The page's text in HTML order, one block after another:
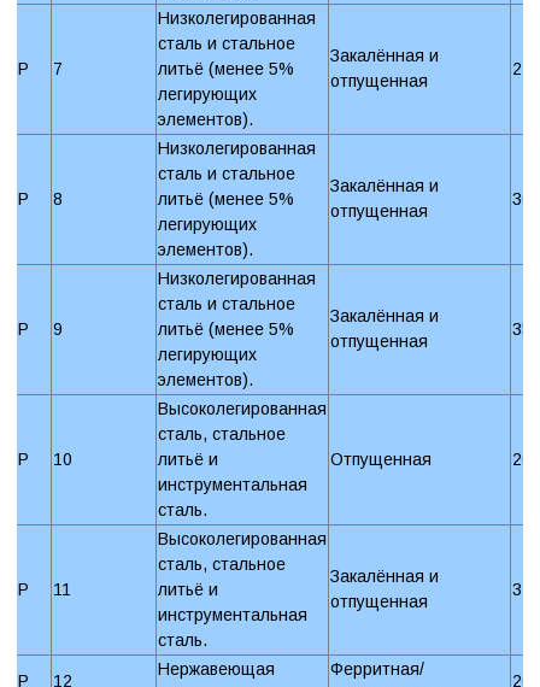
P 7
Низколегированная
сталь и стальное
литьё (менее 5%
легирующих
элементов).
Закалённая и
отпущенная
P 8
Низколегированная
сталь и стальное
литьё (менее 5%
легирующих
элементов).
Закалённая и
отпущенная
P 9
Низколегированная
сталь и стальное
литьё (менее 5%
легирующих
элементов).
Закалённая и
отпущенная
P 10
Высоколегированная
сталь, стальное
литьё и
инструментальная
сталь.
Отпущенная
P 11
Высоколегированная
сталь, стальное
литьё и
инструментальная
сталь.
Закалённая и
отпущенная
P 12
Нержавеющая
Ферритная/